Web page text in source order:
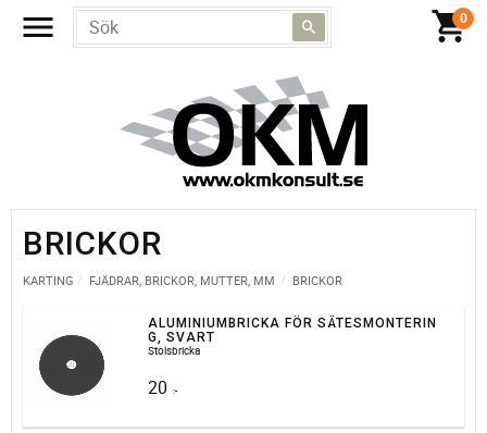
BRICKOR
KARTING FJÄDRAR, BRICKOR, MUTTER, MM BRICKOR
ALUMINIUMBRICKA FÖR SÄTESMONTERIN
G, SVART
Stolsbricka
20 :-